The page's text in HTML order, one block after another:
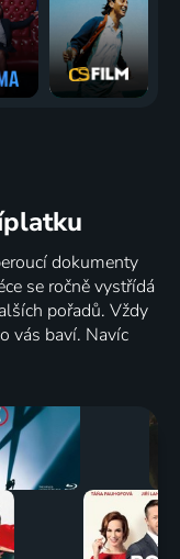
dokumenty
se ročně vystřídá
pořadů. Vždy
vás baví. Navíc